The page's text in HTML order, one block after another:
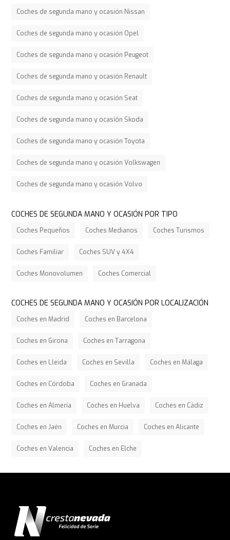
Coches de segunda mano y ocasión Nissan
Coches de segunda mano y ocasión Opel
Coches de segunda mano y ocasión Peugeot
Coches de segunda mano y ocasión Renault
Coches de segunda mano y ocasión Seat
Coches de segunda mano y ocasión Skoda
Coches de segunda mano y ocasión Toyota
Coches de segunda mano y ocasión Volkswagen
Coches de segunda mano y ocasión Volvo
COCHES DE SEGUNDA MANO Y OCASIÓN POR TIPO
Coches Pequeños Coches Medianos Coches Turismos
Coches Familiar Coches SUV y 4X4
Coches Monovolumen Coches Comercial
COCHES DE SEGUNDA MANO Y OCASIÓN POR LOCALIZACIÓN
Coches en Madrid Coches en Barcelona
Coches en Girona Coches en Tarragona
Coches en Lleida Coches en Sevilla Coches en Málaga
Coches en Córdoba Coches en Granada
Coches en Almería Coches en Huelva Coches en Cádiz
Coches en Jaén Coches en Murcia Coches en Alicante
Coches en Valencia Coches en Elche